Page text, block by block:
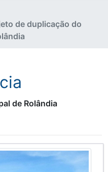
de duplicação do
de Rolândia